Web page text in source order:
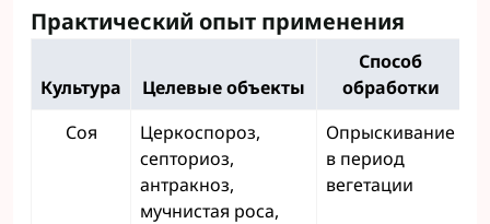
Практический опыт применения
Культура Целевые объекты
Способ
обработки
Соя
Церкоспороз,
септориоз,
антракноз,
мучнистая роса,
Опрыскивание
в период
вегетации